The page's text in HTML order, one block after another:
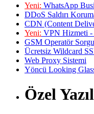
Yeni: WhatsApp
DDoS Saldırı
CDN (Content
Yeni: VPN Hizmeti
GSM Operatör
Ücretsiz Wildcard
Web Proxy Sistemi
Yöncü Looking
Özel